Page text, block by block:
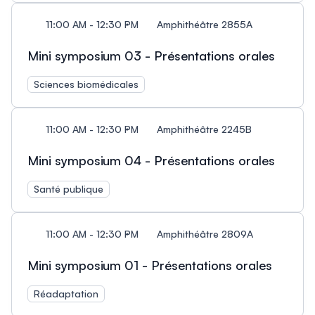
11:00 AM - 12:30 PM Amphithéâtre 2855A
Mini symposium 03 - Présentations orales
Sciences biomédicales
11:00 AM - 12:30 PM Amphithéâtre 2245B
Mini symposium 04 - Présentations orales
Santé publique
11:00 AM - 12:30 PM Amphithéâtre 2809A
Mini symposium 01 - Présentations orales
Réadaptation